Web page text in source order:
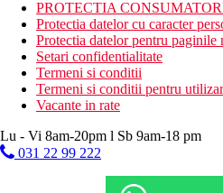
tenis de masa
volei
tir cu arcul
biliard
muzica live
programe de animatie
Activitati sportive contra cost
centru de scufundari
wellness & spa
PROTECTIA
Protectia datelor cu caracter
Protectia datelor pentru paginile
Setari confidentialitate
Termeni si conditii
Termeni si conditii pentru
Vacante in rate
Lu - Vi 8am-20pm l Sb 9am-18 pm
031 22 99 222